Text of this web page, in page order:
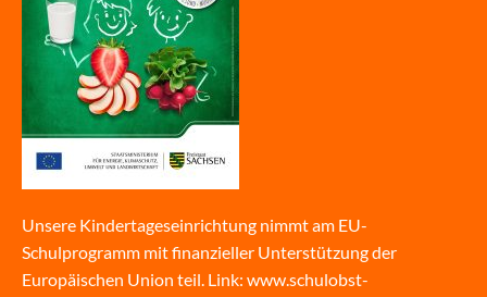
Unsere Kindertageseinrichtung nimmt am EU-
Schulprogramm mit finanzieller Unterstützung der
Europäischen Union teil. Link: www.schulobst-